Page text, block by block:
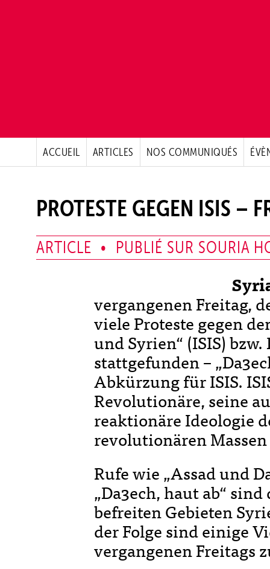
ACCUEIL ARTICLES NOS COMMUNIQUÉS
PROTESTE GEGEN ISIS –
ARTICLE • PUBLIÉ SUR SOURIA
vergangenen Freitag,
viele Proteste gegen
und Syrien“ (ISIS) bzw.
stattgefunden –
Abkürzung für ISIS.
Revolutionäre, seine
reaktionäre Ideologie
revolutionären
Rufe wie „Assad und
„Da3ech, haut ab“
befreiten Gebieten
der Folge sind einige
vergangenen Freitags